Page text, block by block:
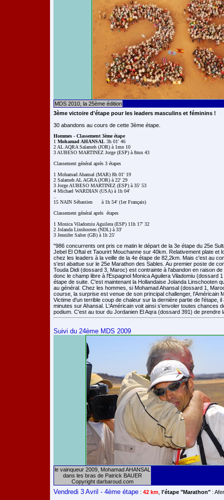
MDS 2010, la 25ème édition
3ème victoire d'étape pour les leaders masculins et féminins !
30 abandons au cours de cette 3ème étape.
Hommes - Classement 3ème étape
1 Mohamad AHANSAL 3h 01' 46
2 AL AQRA Salameh (JOR) à 1mn 10
3 AUBESO MARTINEZ Jorge (ESP) à 8mn 43
Classement général après 3 étapes
1 Mohamad Ahansal (MAR) 8h 01' 19
2 Salameh AL AGRA (JOR) à 22' 29
3 Jorge AUBESO MARTINEZ (ESP) à 35' 53
4 Michael WARDIAN (USA) à 1h 04'
15 NAIN Sébastien  	à 1h 54' (1er Français)
Classement général après  étapes
1 Monica Viladomiu Aguilera (ESP) 11h 17' 32
2 Jolanda Linshooten (NDL) à 33'
"986 concurrents ont pris ce matin le départ de la 3e étape du 25e
Jebel El Oftal et Taourirt Mouchanne sur 40km. Relativement plate et
chez les leaders à la veille de la 4e étape de 82,2km. Mais c'est au
s'est abattue sur le 25e Marathon des Sables. Au premier poste de
Touda Didi (dossard 3, Maroc) est contrainte à l'abandon en raison
donc le champ libre à l'Espagnol Monica Aguilera Viladomiu (dossard
étape de suite. C'est maintenant la Hollandaise Jolanda Linschooten
au général. Chez les hommes, si Mohamad Ahansal (dossard 1,
course, la surprise est venue de son principal challenger, l'Américain
Victime d'un terrible coup de chaleur sur la dernière partie de l'étape,
minutes sur Ahansal. L'Américain voit ainsi s'envoler toutes chances
podium. C'est au tour du Jordanien El Aqra (dossard 391) de prendre
Suivi du 24ème MDS 2009
le vainqueur 2009, Mohamad AHANSAL
dans les bras de Patrick BAUER
Copyright darbaroud.com
Vendredi 3 Avril - 4ème étape : 42 km l'étape "Marathon" :